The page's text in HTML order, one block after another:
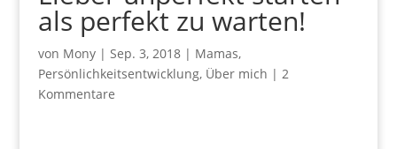
als perfekt zu warten!
von Mony| Sep. 3, 2018| Mamas,
Persönlichkeitsentwicklung, Über mich | 2
Kommentare